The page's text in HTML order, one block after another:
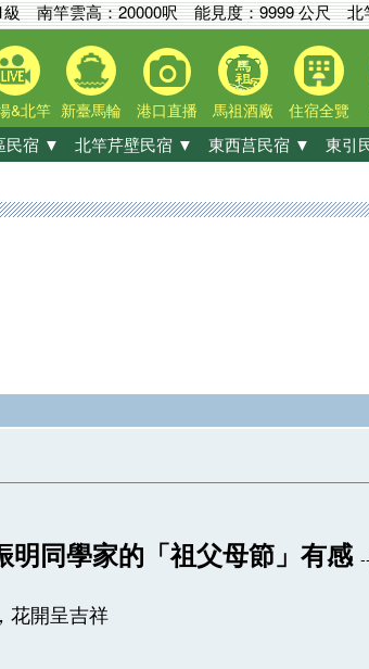
1級南竿雲高：20000呎能見度：9999 公尺北
&北竿 新臺馬輪 港口直播 馬祖酒廠 住宿全覽
民宿 ▼ 北竿芹壁民宿 ▼ 東西莒民宿 ▼ 東引
明同學家的「祖父母節」有感
花開呈吉祥